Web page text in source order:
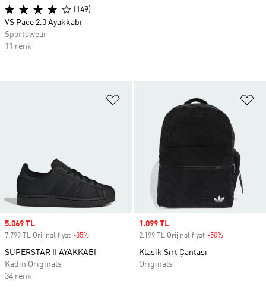
Favori Listesine Ekle
Sale price
5.069 TL
7.799 TL Orijinal fiyat -35%
SUPERSTAR II AYAKKABI
Kadın Originals
34 renk
Sale price
1.099 TL
2.199 TL Orijinal fiyat -50%
Klasik Sırt Çantası
Originals
(149)
VS Pace 2.0 Ayakkabı
Sportswear
11 renk